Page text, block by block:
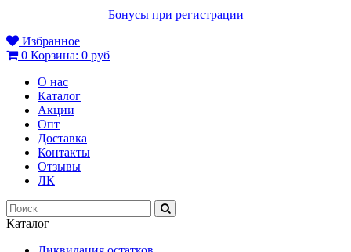
Бонусы при регистрации
Избранное
0 Корзина: 0 руб
О нас
Каталог
Акции
Опт
Доставка
Контакты
Отзывы
ЛК
Каталог